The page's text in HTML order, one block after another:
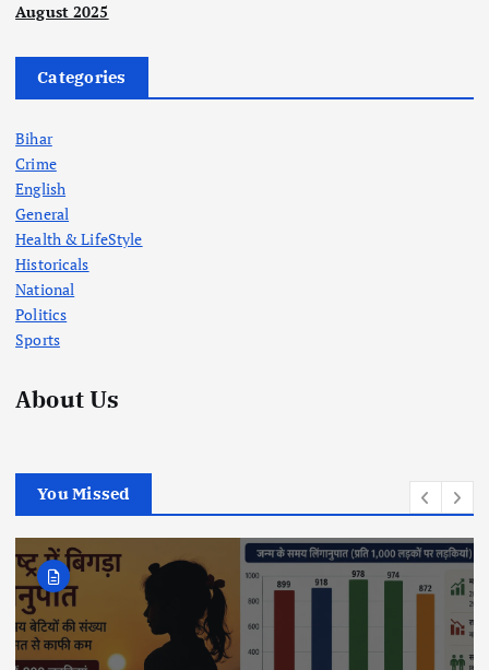
August 2025
Categories
Bihar
Crime
English
General
Health & LifeStyle
Historicals
National
Politics
Sports
About Us
You Missed